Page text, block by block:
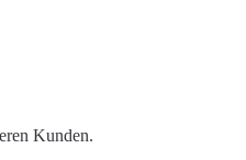
von 5 Sternen
Kunden.